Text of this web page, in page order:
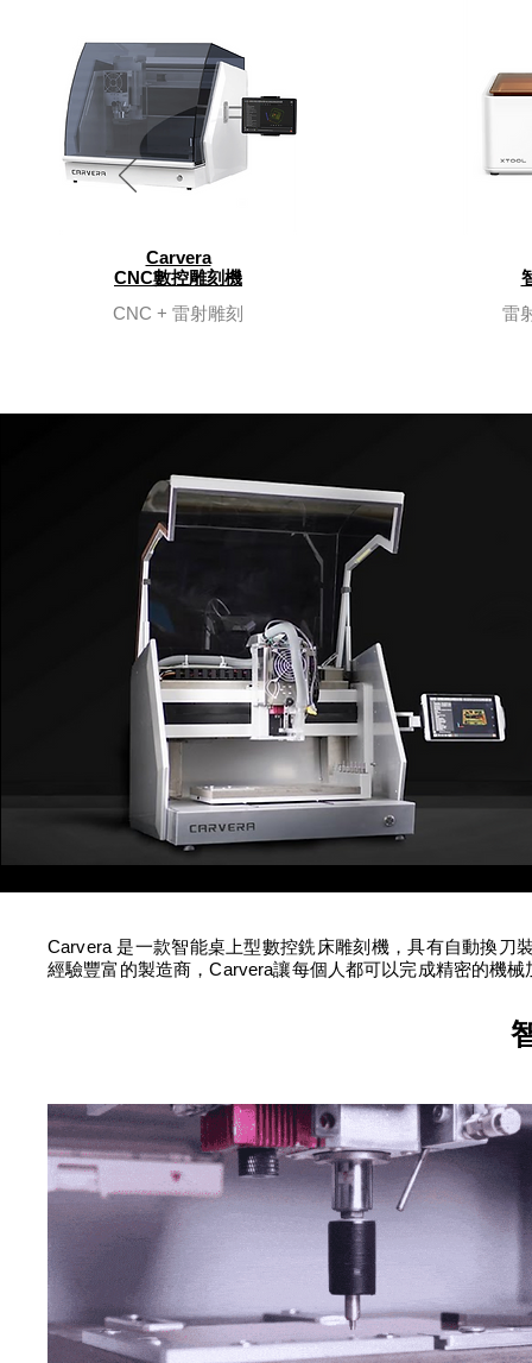
Carvera
CNC數控雕刻機
CNC + 雷射雕刻
雷
Carvera 是一款智能桌上型數控銑床雕刻機，具有自動換刀
經驗豐富的製造商，Carvera讓每個人都可以完成精密的機械